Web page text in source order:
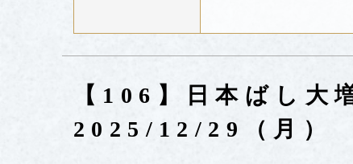
【106】日本ばし
2025/12/29（月）